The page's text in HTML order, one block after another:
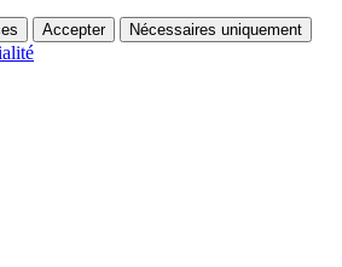
Accepter Nécessaires uniquement